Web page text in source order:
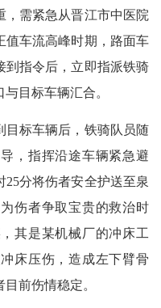
，需紧急从晋江市中医院
值车流高峰时期，路面车
到指令后，立即指派铁骑
目标车辆汇合。
标车辆后，铁骑队员随
，指挥沿途车辆紧急避
25分将伤者安全护送至泉
伤者争取宝贵的救治时
其是某机械厂的冲床工
床压伤，造成左下臂骨
前伤情稳定。